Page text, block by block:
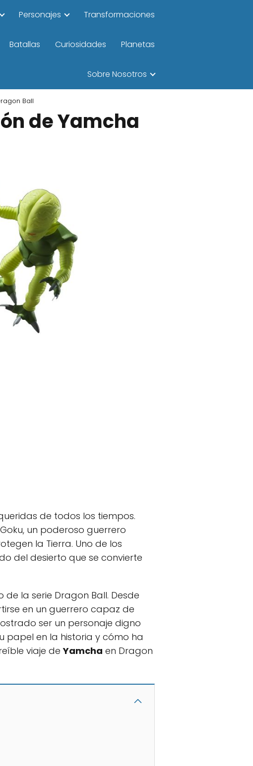
Personajes Transformaciones
Batallas Curiosidades Planetas
Sobre Nosotros
Ball
de Yamcha
de todos los tiempos.
un poderoso guerrero
la Tierra. Uno de los
del desierto que se convierte
de la serie Dragon Ball. Desde
en un guerrero capaz de
ser un personaje digno
papel en la historia y cómo ha
viaje deYamcha en Dragon